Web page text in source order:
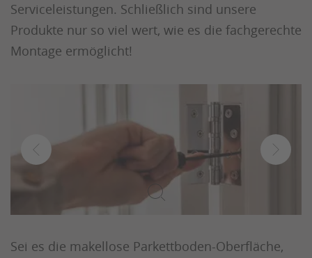
Serviceleistungen. Schließlich sind unsere
Produkte nur so viel wert, wie es die fachgerechte
Montage ermöglicht!
Sei es die makellose Parkettboden-Oberfläche,